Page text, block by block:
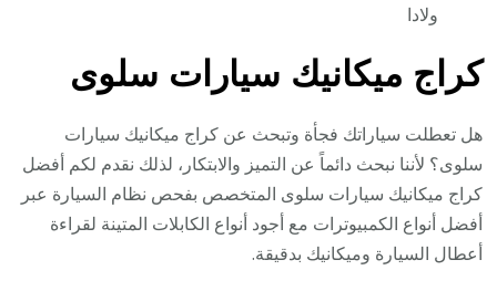
ولادا
كراج ميكانيك سيارات سلوى
هل تعطلت سياراتك فجأة وتبحث عن كراج ميكانيك سيارات
سلوى؟ لأننا نبحث دائماً عن التميز والابتكار، لذلك نقدم لكم أفضل
كراج ميكانيك سيارات سلوى المتخصص بفحص نظام السيارة عبر
أفضل أنواع الكمبيوترات مع أجود أنواع الكابلات المتينة لقراءة
أعطال السيارة وميكانيك بدقيقة.